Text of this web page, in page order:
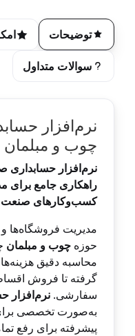
توضیحات
سوالات متداول
نرم‌افزار
چوب و مبلمان
نرم‌افزار حسابداری
راهکاری جامع برای
کسب‌وکارهای
مدیریت فروشگاه‌ها و
حوزه چوب و مبلمان
محاسبه دقیق
گرفته تا فروش
سفارشی. نرم‌افزار
به‌صورت تخصصی
پیشرفته برای رفع